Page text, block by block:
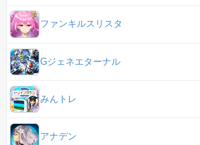
ファンキルスリスタ
Gジェネエターナル
みんトレ
アナデン